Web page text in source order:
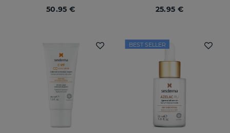
50.95 € 25.95 €
BEST SELLER